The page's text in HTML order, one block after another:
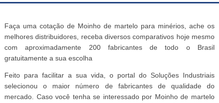
Faça uma cotação de Moinho de martelo para minérios, ache os
melhores distribuidores, receba diversos comparativos hoje mesmo
com aproximadamente 200 fabricantes de todo o Brasil
gratuitamente a sua escolha
Feito para facilitar a sua vida, o portal do Soluções Industriais
selecionou o maior número de fabricantes de qualidade do
mercado. Caso você tenha se interessado por Moinho de martelo